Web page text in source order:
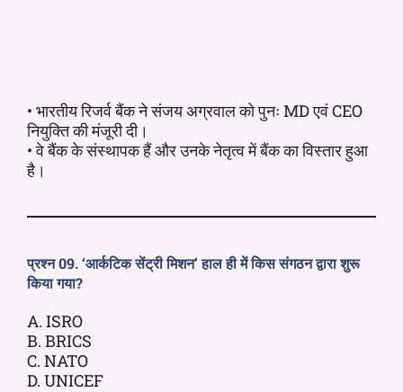
• भारतीय रिजर्व बैंक ने संजय अग्रवाल को पुनः MD एवं CEO
नियुक्ति की मंजूरी दी।
• वे बैंक के संस्थापक हैं और उनके नेतृत्व में बैंक का विस्तार हुआ
है।
प्रश्न 09. ‘आर्कटिक सेंट्री मिशन’ हाल ही में किस संगठन द्वारा शुरू
किया गया?
A. ISRO
B. BRICS
C. NATO
D. UNICEF